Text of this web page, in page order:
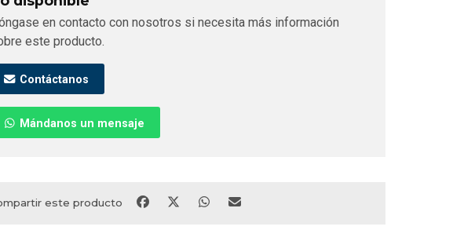
en contacto con nosotros si necesita más información
este producto.
Contáctanos
Mándanos un mensaje
este producto